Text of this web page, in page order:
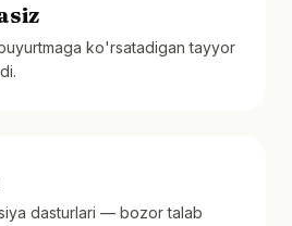
ko'rsatadigan tayyor
dasturlari — bozor talab